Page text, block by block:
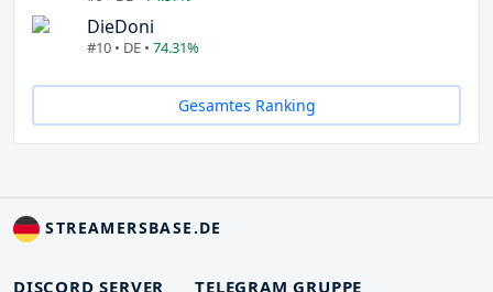
DieDoni
#10 • DE • 74.31%
Gesamtes Ranking
STREAMERSBASE.DE
DISCORD SERVER TELEGRAM GRUPPE